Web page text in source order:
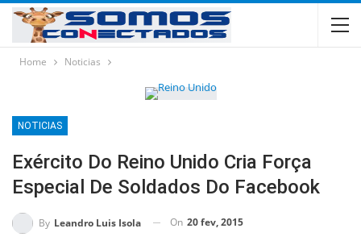
Home Noticias
NOTICIAS
Exército Do Reino Unido Cria Força
Especial De Soldados Do Facebook
By Leandro Luis Isola On 20 fev, 2015